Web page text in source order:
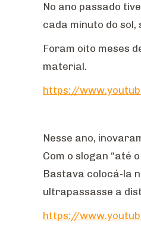
No ano passado
cada minuto do
Foram oito meses
material.
https://
Nesse ano,
Com o slogan “até
Bastava colocá-la
ultrapassasse a
https://